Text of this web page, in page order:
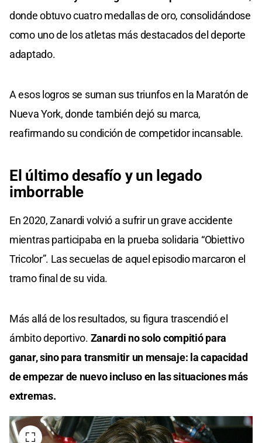
donde obtuvo cuatro medallas de oro, consolidándose
como uno de los atletas más destacados del deporte
adaptado.
A esos logros se suman sus triunfos en la Maratón de
Nueva York, donde también dejó su marca,
reafirmando su condición de competidor incansable.
El último desafío y un legado
imborrable
En 2020, Zanardi volvió a sufrir un grave accidente
mientras participaba en la prueba solidaria “Obiettivo
Tricolor”. Las secuelas de aquel episodio marcaron el
tramo final de su vida.
Más allá de los resultados, su figura trascendió el
ámbito deportivo. Zanardi no solo compitió para
ganar, sino para transmitir un mensaje: la capacidad
de empezar de nuevo incluso en las situaciones más
extremas.